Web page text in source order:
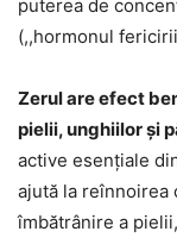
puterea de
(,,hormonul
Zerul are efect
pielii, unghiilor și
active esențiale
ajută la reînnoirea
îmbătrânire a